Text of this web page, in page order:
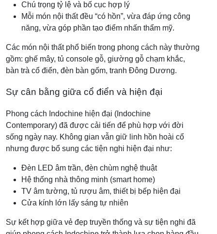
Chú trọng tỷ lệ và bố cục hợp lý
Mỗi món nội thất đều “có hồn”, vừa đáp ứng công
năng, vừa góp phần tạo điểm nhấn thẩm mỹ.
Các món nội thất phổ biến trong phong cách này thường
gồm: ghế mây, tủ console gỗ, giường gỗ chạm khắc,
bàn trà cổ điển, đèn bàn gốm, tranh Đông Dương.
Sự cân bằng giữa cổ điển và hiện đại
Phong cách Indochine hiện đại (Indochine
Contemporary) đã được cải tiến để phù hợp với đời
sống ngày nay. Không gian vẫn giữ linh hồn hoài cổ
nhưng được bổ sung các tiện nghi hiện đại như:
Đèn LED âm trần, đèn chùm nghệ thuật
Hệ thống nhà thông minh (smart home)
TV âm tường, tủ rượu âm, thiết bị bếp hiện đại
Cửa kính lớn lấy sáng tự nhiên
Sự kết hợp giữa vẻ đẹp truyền thống và sự tiện nghi đã